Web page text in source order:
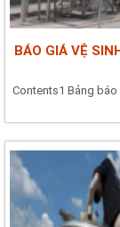
BÁO GIÁ VỆ
Contents1 Bảng